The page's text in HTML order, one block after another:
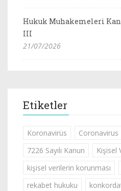
Hukuk Muhakemeleri
III
21/07/2026
Etiketler
Koronavirüs Coronavirus
7226 Sayılı Kanun
Kişisel
kişisel verilerin korunması
rekabet hukuku